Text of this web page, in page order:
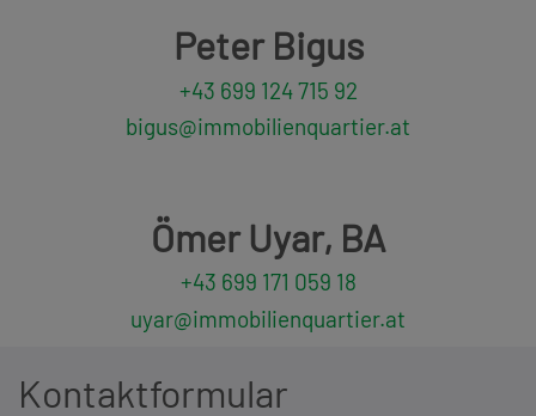
Peter Bigus
+43 699 124 715 92
bigus@immobilienquartier.at
Ömer Uyar, BA
+43 699 171 059 18
uyar@immobilienquartier.at
Kontaktformular